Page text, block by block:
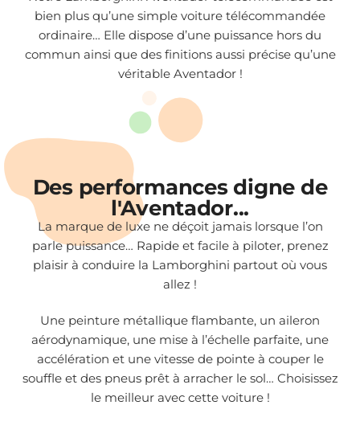
bien plus qu’une simple voiture télécommandée
ordinaire… Elle dispose d’une puissance hors du
commun ainsi que des finitions aussi précise qu’une
véritable Aventador !
Des performances digne de
l'Aventador...
La marque de luxe ne déçoit jamais lorsque l’on
parle puissance… Rapide et facile à piloter, prenez
plaisir à conduire la Lamborghini partout où vous
allez !
Une peinture métallique flambante, un aileron
aérodynamique, une mise à l’échelle parfaite, une
accélération et une vitesse de pointe à couper le
souffle et des pneus prêt à arracher le sol… Choisissez
le meilleur avec cette voiture !